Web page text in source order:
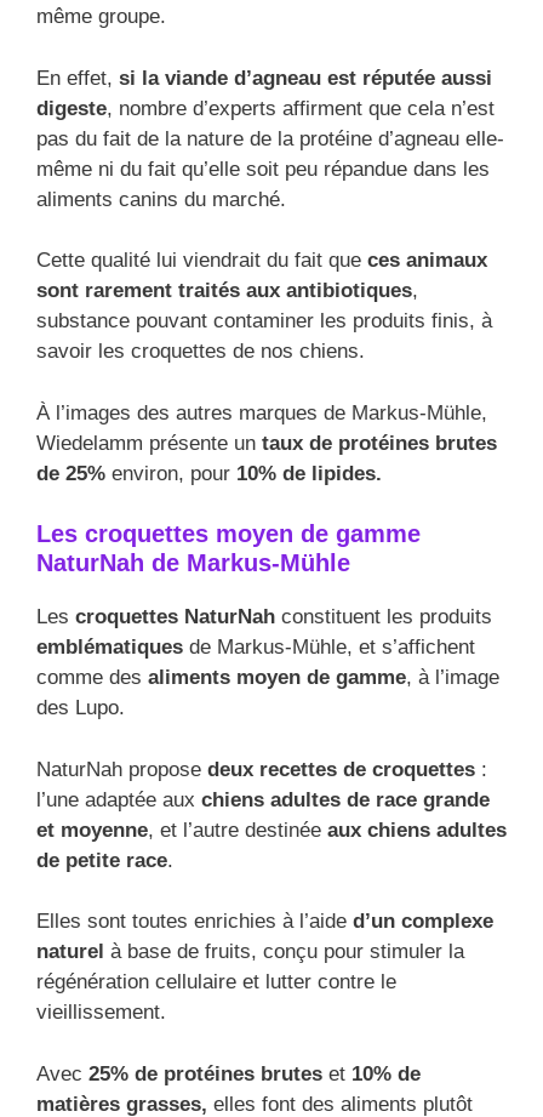
même groupe.
En effet, si la viande d’agneau est réputée aussi
digeste, nombre d’experts affirment que cela n’est
pas du fait de la nature de la protéine d’agneau elle-
même ni du fait qu’elle soit peu répandue dans les
aliments canins du marché.
Cette qualité lui viendrait du fait que ces animaux
sont rarement traités aux antibiotiques,
substance pouvant contaminer les produits finis, à
savoir les croquettes de nos chiens.
À l’images des autres marques de Markus-Mühle,
Wiedelamm présente un taux de protéines brutes
de 25% environ, pour 10% de lipides.
Les croquettes moyen de gamme
NaturNah de Markus-Mühle
Les croquettes NaturNah constituent les produits
emblématiques de Markus-Mühle, et s’affichent
comme des aliments moyen de gamme, à l’image
des Lupo.
NaturNah propose deux recettes de croquettes :
l’une adaptée aux chiens adultes de race grande
et moyenne, et l’autre destinée aux chiens adultes
de petite race.
Elles sont toutes enrichies à l’aide d’un complexe
naturel à base de fruits, conçu pour stimuler la
régénération cellulaire et lutter contre le
vieillissement.
Avec 25% de protéines brutes et 10% de
matières grasses, elles font des aliments plutôt